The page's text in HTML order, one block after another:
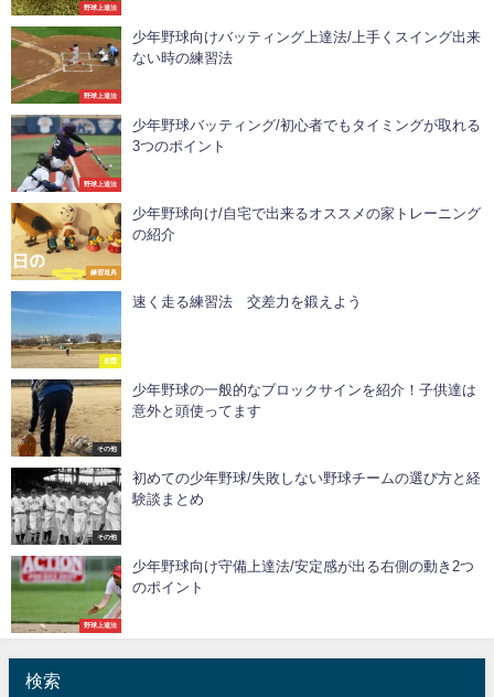
野球上達法
野球上達法
少年野球向けバッティング上達法/上手くスイング出来
ない時の練習法
野球上達法
少年野球バッティング/初心者でもタイミングが取れる
3つのポイント
練習道具
少年野球向け/自宅で出来るオススメの家トレーニング
の紹介
走塁
速く走る練習法 交差力を鍛えよう
その他
少年野球の一般的なブロックサインを紹介！子供達は
意外と頭使ってます
その他
初めての少年野球/失敗しない野球チームの選び方と経
験談まとめ
野球上達法
少年野球向け守備上達法/安定感が出る右側の動き2つ
のポイント
検索